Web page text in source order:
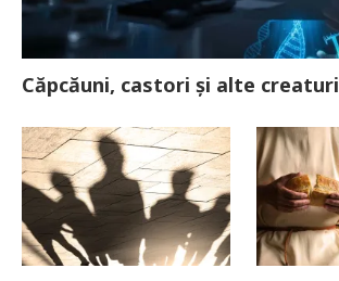
Căpcăuni, castori și alte